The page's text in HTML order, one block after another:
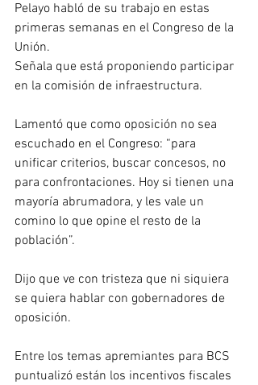
Pelayo habló de su trabajo en estas
primeras semanas en el Congreso de la
Unión.
Señala que está proponiendo participar
en la comisión de infraestructura.
Lamentó que como oposición no sea
escuchado en el Congreso: “para
unificar criterios, buscar concesos, no
para confrontaciones. Hoy si tienen una
mayoría abrumadora, y les vale un
comino lo que opine el resto de la
población”.
Dijo que ve con tristeza que ni siquiera
se quiera hablar con gobernadores de
oposición.
Entre los temas apremiantes para BCS
puntualizó están los incentivos fiscales